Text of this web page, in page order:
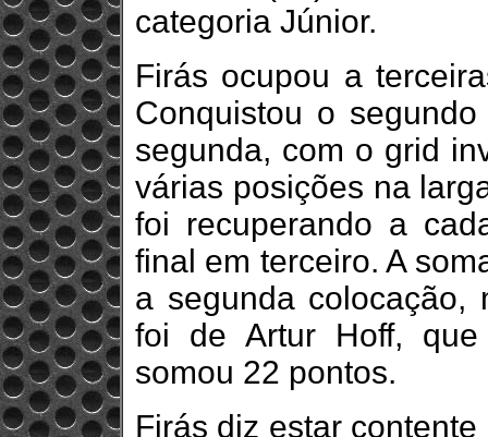
categoria Júnior.
Firás ocupou a
Conquistou o
segunda, com o grid
várias posições na
foi recuperando a
final em terceiro. A
a segunda colocação,
foi de Artur Hoff,
somou 22 pontos.
Firás diz estar